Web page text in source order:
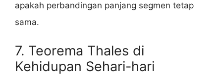
apakah perbandingan panjang segmen tetap
sama.
7. Teorema Thales di
Kehidupan Sehari-hari